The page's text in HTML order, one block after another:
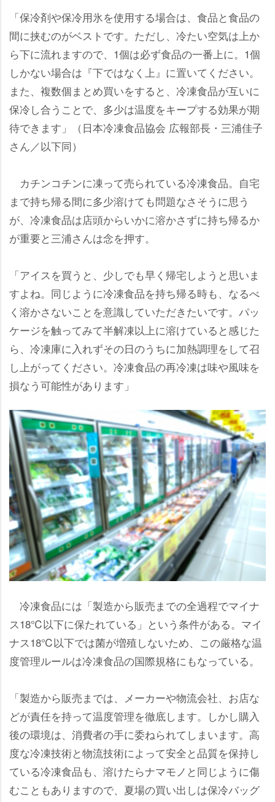
「保冷剤や保冷用氷を使用する場合は、食品と食品の
間に挟むのがベストです。ただし、冷たい空気は上か
ら下に流れますので、1個は必ず食品の一番上に。1個
しかない場合は『下ではなく上』に置いてください。
また、複数個まとめ買いをすると、冷凍食品が互いに
保冷し合うことで、多少は温度をキープする効果が期
待できます」（日本冷凍食品協会 広報部長・三浦佳子
さん／以下同）
カチンコチンに凍って売られている冷凍食品。自宅
まで持ち帰る間に多少溶けても問題なさそうに思う
が、冷凍食品は店頭からいかに溶かさずに持ち帰るか
が重要と三浦さんは念を押す。
「アイスを買うと、少しでも早く帰宅しようと思いま
すよね。同じように冷凍食品を持ち帰る時も、なるべ
く溶かさないことを意識していただきたいです。パッ
ケージを触ってみて半解凍以上に溶けていると感じた
ら、冷凍庫に入れずその日のうちに加熱調理をして召
し上がってください。冷凍食品の再冷凍は味や風味を
損なう可能性があります」
冷凍食品には「製造から販売までの全過程でマイナ
ス18℃以下に保たれている」という条件がある。マイ
ナス18℃以下では菌が増殖しないため、この厳格な温
度管理ルールは冷凍食品の国際規格にもなっている。
「製造から販売までは、メーカーや物流会社、お店な
どが責任を持って温度管理を徹底します。しかし購入
後の環境は、消費者の手に委ねられてしまいます。高
度な冷凍技術と物流技術によって安全と品質を保持し
ている冷凍食品も、溶けたらナマモノと同じように傷
むこともありますので、夏場の買い出しは保冷バッグ